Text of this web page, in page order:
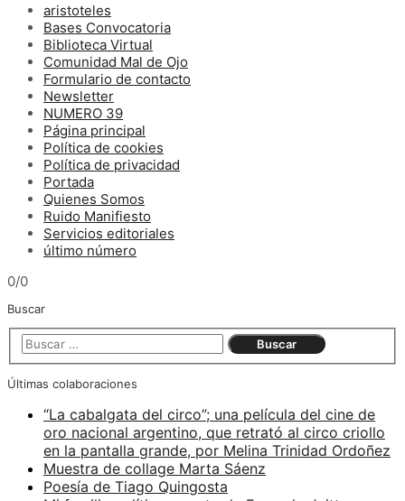
aristoteles
Bases Convocatoria
Biblioteca Virtual
Comunidad Mal de Ojo
Formulario de contacto
Newsletter
NUMERO 39
Página principal
Política de cookies
Política de privacidad
Portada
Quienes Somos
Ruido Manifiesto
Servicios editoriales
último número
0/0
Buscar
Últimas colaboraciones
“La cabalgata del circo”; una película del cine de
oro nacional argentino, que retrató al circo criollo
en la pantalla grande, por Melina Trinidad Ordoñez
Muestra de collage Marta Sáenz
Poesía de Tiago Quingosta